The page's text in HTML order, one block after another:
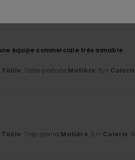
équipe commerciale très aimable
Taille: Taille parfaite Matière: 5/5 Coloris
Taille: Trop grand Matière: 5 /5 Coloris: 5